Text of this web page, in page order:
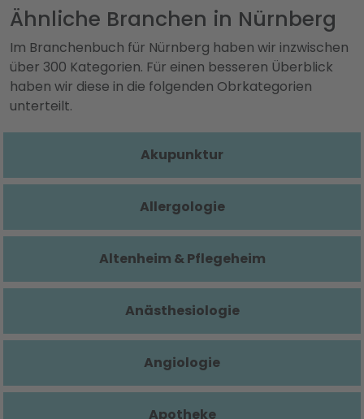
Ähnliche Branchen in Nürnberg
Im Branchenbuch für Nürnberg haben wir inzwischen
über 300 Kategorien. Für einen besseren Überblick
haben wir diese in die folgenden Obrkategorien
unterteilt.
Akupunktur
Allergologie
Altenheim & Pflegeheim
Anästhesiologie
Angiologie
Apotheke